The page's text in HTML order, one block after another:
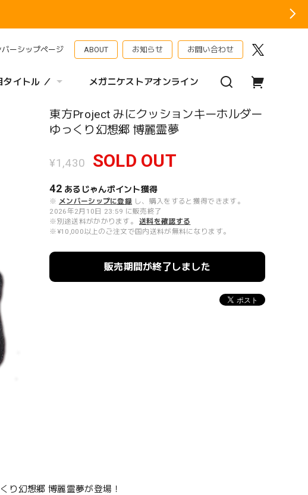
バーシップページ ABOUT お知らせ お問い合わせ
タイトル ／ メガニケストアオンライン
東方Project みにクッションキーホルダー
ゆっくり幻想郷 博麗霊夢
¥1,430 SOLD OUT
42 あるじゃんポイント獲得
※ メンバーシップに登録 し、購入をすると獲得できます。
2026年2月10日 23:59 に販売終了
※別途送料がかかります。
送料を確認する
※¥10,000以上のご注文で国内送料が無料になります。
販売期間が終了しました
り幻想郷 博麗霊夢が登場！